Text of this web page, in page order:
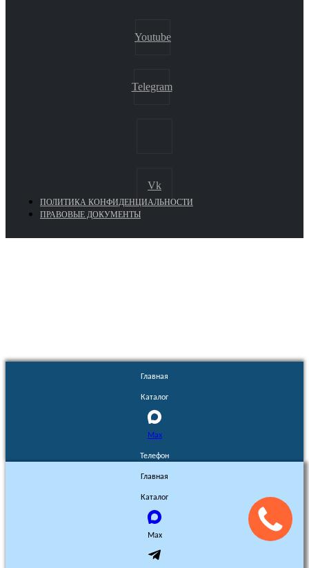
Youtube
Telegram
Vk
ПОЛИТИКА КОНФИДЕНЦИАЛЬНОСТИ
ПРАВОВЫЕ ДОКУМЕНТЫ
Главная
Каталог
Max
Телефон
Главная
Каталог
Max